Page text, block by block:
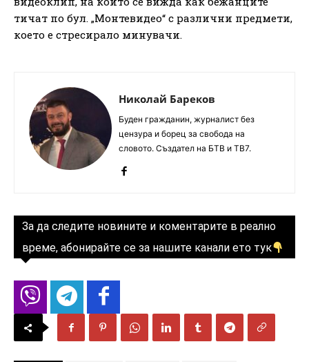
тичат по бул. „Монтевидео“ с различни предмети,
което е стресирало минувачи.
Николай Бареков
Буден гражданин, журналист без
цензура и борец за свобода на
словото. Създател на БТВ и ТВ7.
За да следите новините и коментарите в реално
време, абонирайте се за нашите канали ето тук